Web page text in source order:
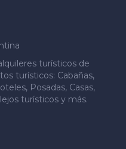
turísticos de
turísticos: Cabañas,
Posadas, Casas,
turísticos y más.